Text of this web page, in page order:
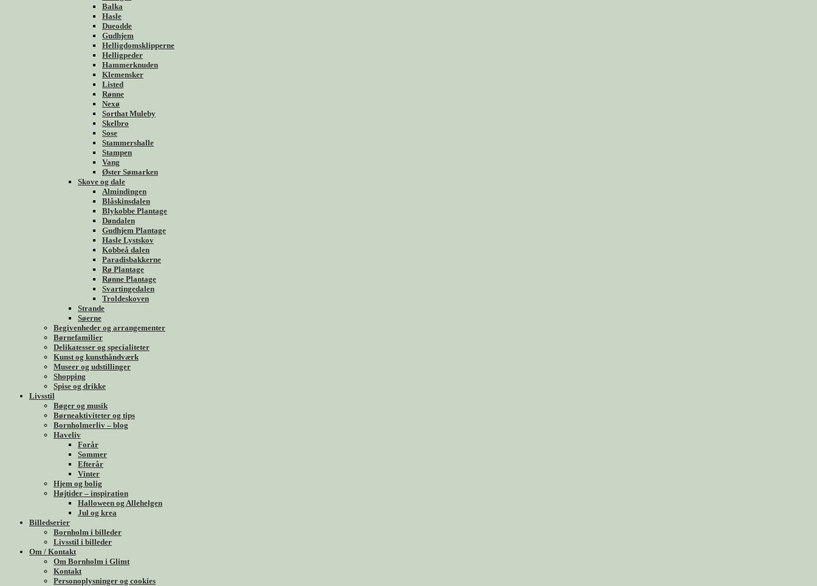
Balka
Hasle
Dueodde
Gudhjem
Helligdomsklipperne
Helligpeder
Hammerknuden
Klemensker
Listed
Rønne
Nexø
Sorthat Muleby
Skelbro
Sose
Stammershalle
Stampen
Vang
Øster Sømarken
Skove og dale
Almindingen
Blåskinsdalen
Blykobbe Plantage
Døndalen
Gudhjem Plantage
Hasle Lystskov
Kobbeå dalen
Paradisbakkerne
Rø Plantage
Rønne Plantage
Svartingedalen
Troldeskoven
Strande
Søerne
Begivenheder og arrangementer
Børnefamilier
Delikatesser og specialiteter
Kunst og kunsthåndværk
Museer og udstillinger
Shopping
Spise og drikke
Livsstil
Bøger og musik
Børneaktiviteter og tips
Bornholmerliv – blog
Haveliv
Forår
Sommer
Efterår
Vinter
Hjem og bolig
Højtider – inspiration
Halloween og Allehelgen
Jul og krea
Billedserier
Bornholm i billeder
Livsstil i billeder
Om / Kontakt
Om Bornholm i Glimt
Kontakt
Personoplysninger og cookies